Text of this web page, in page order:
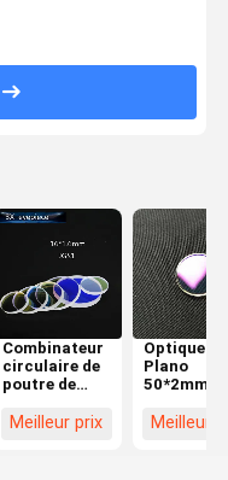
Combinateur
circulaire de
poutre de
16*1.6mm de
Meilleur prix
Optique
Plano
50*2mm
Meilleur